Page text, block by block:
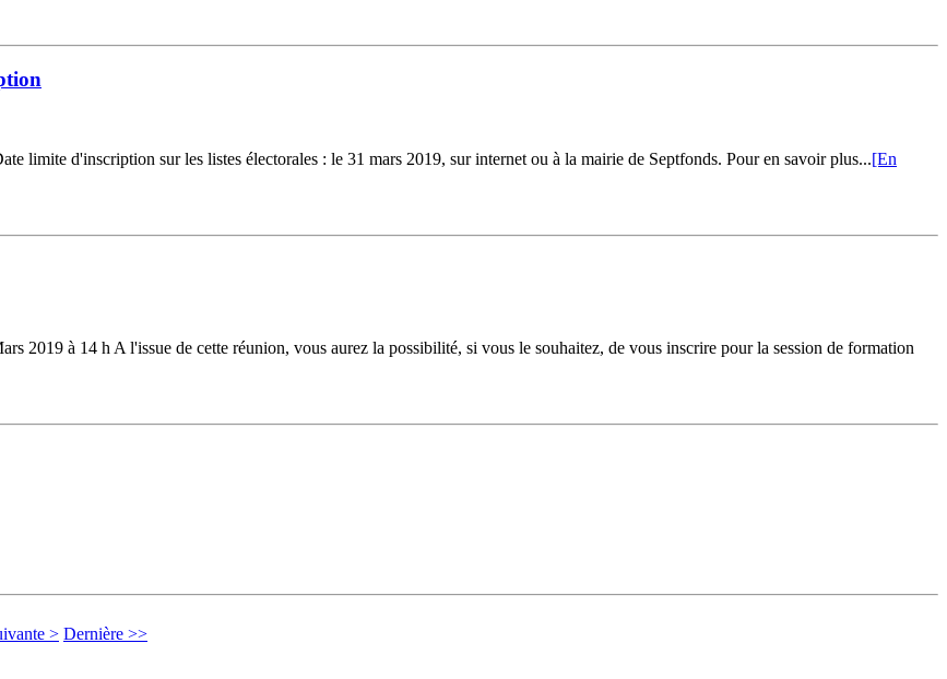
limite d'inscription sur les listes électorales : le 31 mars 2019, sur internet ou à la mairie de Septfonds. Pour en savoir plus...[En
2019 à 14 h A l'issue de cette réunion, vous aurez la possibilité, si vous le souhaitez, de vous inscrire pour la session de formation
> Dernière >>